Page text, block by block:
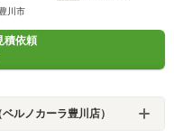
川市
積依頼
ルノカーラ豊川店）